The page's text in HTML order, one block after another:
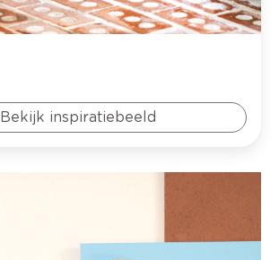
Bekijk inspiratiebeeld